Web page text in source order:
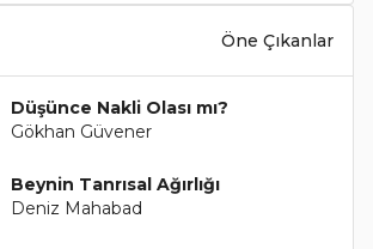
Öne Çıkanlar
Düşünce Nakli Olası mı?
Gökhan Güvener
Beynin Tanrısal Ağırlığı
Deniz Mahabad